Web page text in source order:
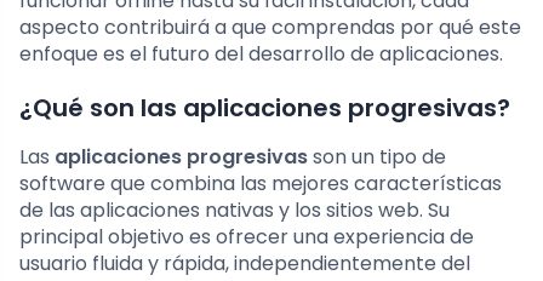
aspecto contribuirá a que comprendas por qué este
enfoque es el futuro del desarrollo de aplicaciones.
¿Qué son las aplicaciones progresivas?
Las aplicaciones progresivasson un tipo de
software que combina las mejores características
de las aplicaciones nativas y los sitios web. Su
principal objetivo es ofrecer una experiencia de
usuario fluida y rápida, independientemente del